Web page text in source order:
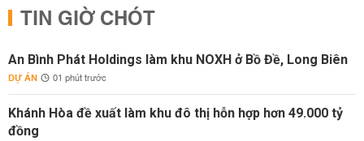
TIN GIỜ CHÓT
An Bình Phát Holdings làm khu NOXH ở Bồ Đề, Long Biên
DỰ ÁN 01 phút trước
Khánh Hòa đề xuất làm khu đô thị hỗn hợp hơn 49.000 tỷ
đồng